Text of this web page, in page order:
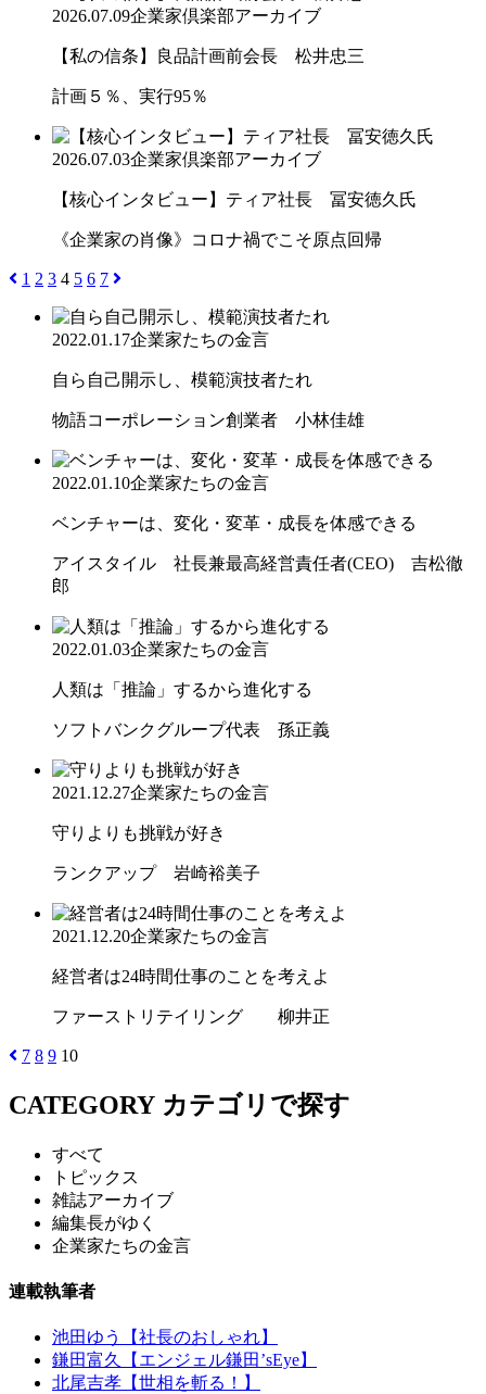
2026.07.09企業家倶楽部アーカイブ
【私の信条】良品計画前会長 松井忠三
計画５％、実行95％
2026.07.03企業家倶楽部アーカイブ
【核心インタビュー】ティア社長 冨安徳久氏
《企業家の肖像》コロナ禍でこそ原点回帰
1 2 3 4 5 6 7
2022.01.17企業家たちの金言
自ら自己開示し、模範演技者たれ
物語コーポレーション創業者 小林佳雄
2022.01.10企業家たちの金言
ベンチャーは、変化・変革・成長を体感できる
アイスタイル 社長兼最高経営責任者(CEO) 吉松徹
郎
2022.01.03企業家たちの金言
人類は「推論」するから進化する
ソフトバンクグループ代表 孫正義
2021.12.27企業家たちの金言
守りよりも挑戦が好き
ランクアップ 岩崎裕美子
2021.12.20企業家たちの金言
経営者は24時間仕事のことを考えよ
ファーストリテイリング 柳井正
7 8 9 10
CATEGORY カテゴリで探す
すべて
トピックス
雑誌アーカイブ
編集長がゆく
企業家たちの金言
連載執筆者
池田ゆう【社長のおしゃれ】
鎌田富久【エンジェル鎌田’sEye】
北尾吉孝【世相を斬る！】